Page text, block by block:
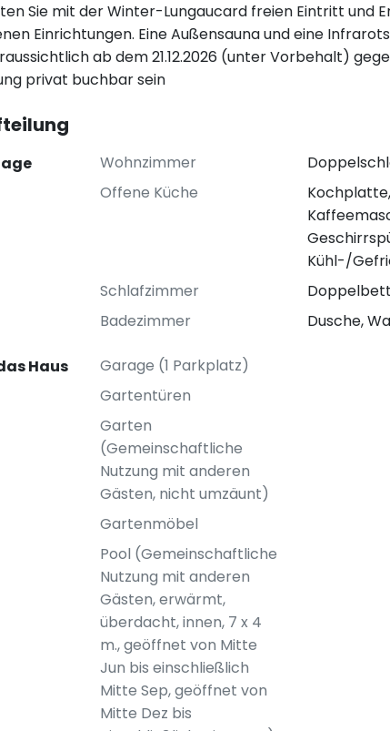
Sie mit der Winter-Lungaucard freien Eintritt und
Einrichtungen. Eine Außensauna und eine
ab dem 21.12.2026 (unter Vorbehalt)
privat buchbar sein
Wohnzimmer
Offene Küche
Kühl-/
Schlafzimmer
Doppelbett
Badezimmer
Dusche,
Haus
Garage (1 Parkplatz)
Gartentüren
Garten
(Gemeinschaftliche
Nutzung mit anderen
Gästen, nicht umzäunt)
Gartenmöbel
Pool (Gemeinschaftliche
Nutzung mit anderen
Gästen, erwärmt,
überdacht, innen, 7 x 4
m., geöffnet von Mitte
Jun bis einschließlich
Mitte Sep, geöffnet von
Mitte Dez bis